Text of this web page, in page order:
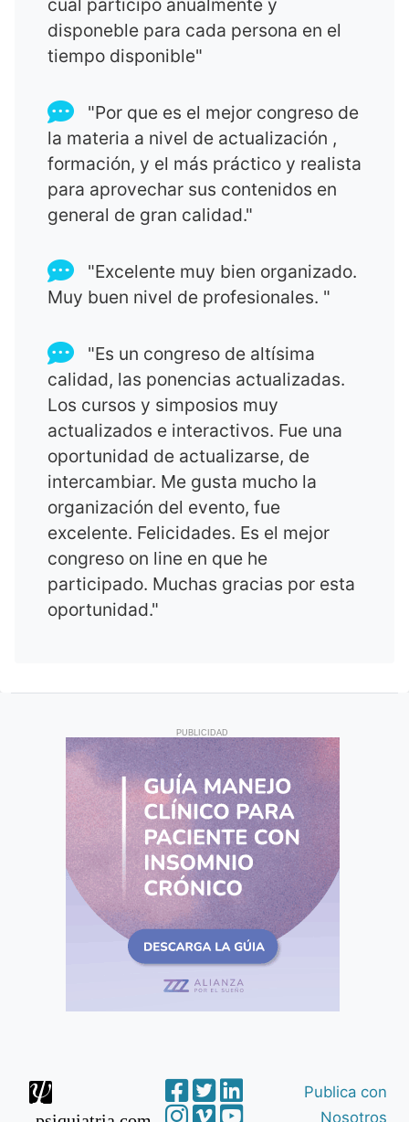
disponeble para cada persona en el
tiempo disponible"
"Por que es el mejor congreso de
la materia a nivel de actualización ,
formación, y el más práctico y realista
para aprovechar sus contenidos en
general de gran calidad."
"Excelente muy bien organizado.
Muy buen nivel de profesionales. "
"Es un congreso de altísima
calidad, las ponencias actualizadas.
Los cursos y simposios muy
actualizados e interactivos. Fue una
oportunidad de actualizarse, de
intercambiar. Me gusta mucho la
organización del evento, fue
excelente. Felicidades. Es el mejor
congreso on line en que he
participado. Muchas gracias por esta
oportunidad."
PUBLICIDAD
Publica con
Nosotros